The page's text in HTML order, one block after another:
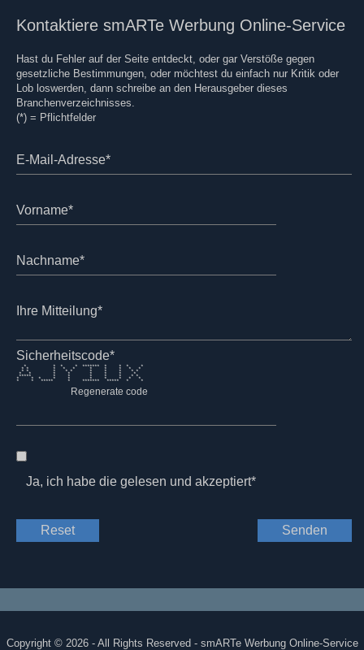
Kontaktiere smARTe Werbung Online-Service
Hast du Fehler auf der Seite entdeckt, oder gar Verstöße gegen
gesetzliche Bestimmungen, oder möchtest du einfach nur Kritik oder
Lob loswerden, dann schreibe an den Herausgeber dieses
Branchenverzeichnisses.
(*) = Pflichtfelder
E-Mail-Adresse*
Vorname*
Nachname*
Ihre Mitteilung*
Sicherheitscode*
* * * * ******* * * * *
* * * * * * * * * *
* * * * * * * * * *
* * * * * * * *
***** * * * * * * *
* * * * * * * * * *
* * ***** * ******* ***** * *
Regenerate code
Ja, ich habe die gelesen und akzeptiert*
Senden
Reset
Copyright © 2026 - All Rights Reserved - smARTe Werbung Online-Service